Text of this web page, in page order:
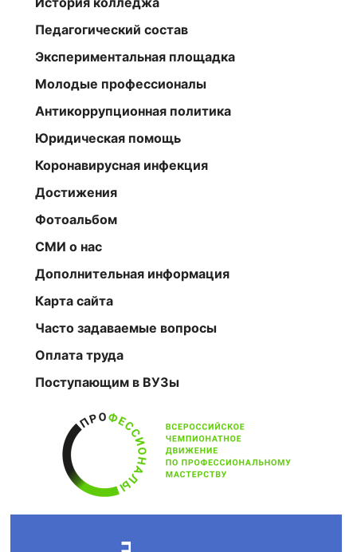
Педагогический состав
Экспериментальная площадка
Молодые профессионалы
Антикоррупционная политика
Юридическая помощь
Коронавирусная инфекция
Достижения
Фотоальбом
СМИ о нас
Дополнительная информация
Карта сайта
Часто задаваемые вопросы
Оплата труда
Поступающим в ВУЗы